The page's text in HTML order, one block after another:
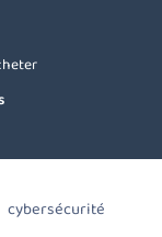
cybersécurité